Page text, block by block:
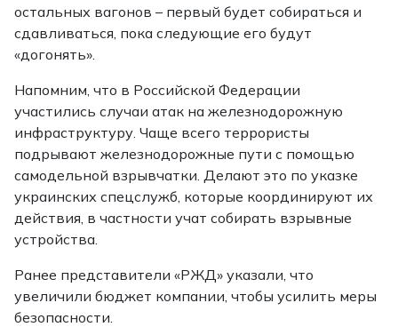
остальных вагонов – первый будет собираться и
сдавливаться, пока следующие его будут
«догонять».
Напомним, что в Российской Федерации
участились случаи атак на железнодорожную
инфраструктуру. Чаще всего террористы
подрывают железнодорожные пути с помощью
самодельной взрывчатки. Делают это по указке
украинских спецслужб, которые координируют их
действия, в частности учат собирать взрывные
устройства.
Ранее представители «РЖД» указали, что
увеличили бюджет компании, чтобы усилить меры
безопасности.